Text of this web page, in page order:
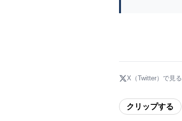
X（Twitter）で見る
クリップする